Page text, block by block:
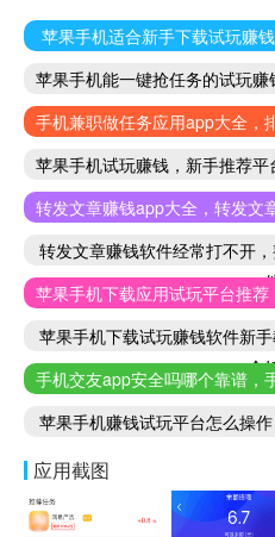
苹果手机适合新手下载试玩赚
玩赚
苹果手机能一键抢任务的试玩赚
手机兼职做任务应用app大全，
苹果手机试玩赚钱，新手推荐平
转发文章赚钱app大全，转发文
转发文章赚钱软件经常打不开
苹果手机下载应用试玩平台推
苹果手机下载试玩赚钱软件新
个
手机交友app安全吗哪个靠谱，
苹果手机赚钱试玩平台怎么操
应用截图